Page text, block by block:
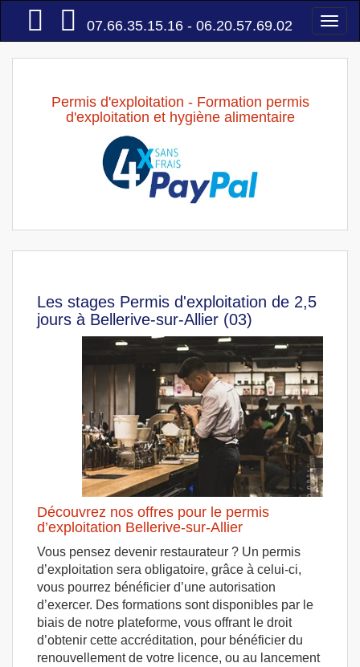
Accueil
07.66.35.15.16 - 06.20.57.69.02
Permis d'exploitation - Formation permis
d'exploitation et hygiène alimentaire
Les stages Permis d'exploitation de 2,5
jours à Bellerive-sur-Allier (03)
Découvrez nos offres pour le permis
d’exploitation Bellerive-sur-Allier
Vous pensez devenir restaurateur ? Un permis
d’exploitation sera obligatoire, grâce à celui-ci,
vous pourrez bénéficier d’une autorisation
d’exercer. Des formations sont disponibles par le
biais de notre plateforme, vous offrant le droit
d’obtenir cette accréditation, pour bénéficier du
renouvellement de votre licence, ou au lancement